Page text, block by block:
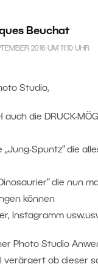
Beuchat
2016 UM 11:10 UHR
Studio,
die DRUCK-
„Jung-Spuntz“ die
die nun
können
Instagramm
Photo Studio
verärgert ob dieser